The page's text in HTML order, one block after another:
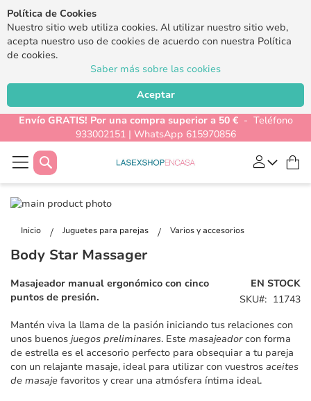
Política de Cookies
Nuestro sitio web utiliza cookies. Al utilizar nuestro sitio web,
acepta nuestro uso de cookies de acuerdo con nuestra Política
de cookies.
Saber más sobre las cookies
Aceptar
Envío GRATIS! Por una compra superior a 50 €- Teléfono
933002151 | WhatsApp 615970856
Buscar
Inicio Juguetes para parejas Varios y accesorios
Saltar
final
la
de
imágenes
de
galería
de
Body Star Massager
EN STOCK
SKU
11743
Masajeador manual ergonómico con cinco
puntos de presión.
Mantén viva la llama de la pasión iniciando tus relaciones con
unos buenos juegos preliminares. Este masajeadorcon forma
de estrella es el accesorio perfecto para obsequiar a tu pareja
con un relajante masaje, ideal para utilizar con vuestros aceites
de masaje favoritos y crear una atmósfera íntima ideal.